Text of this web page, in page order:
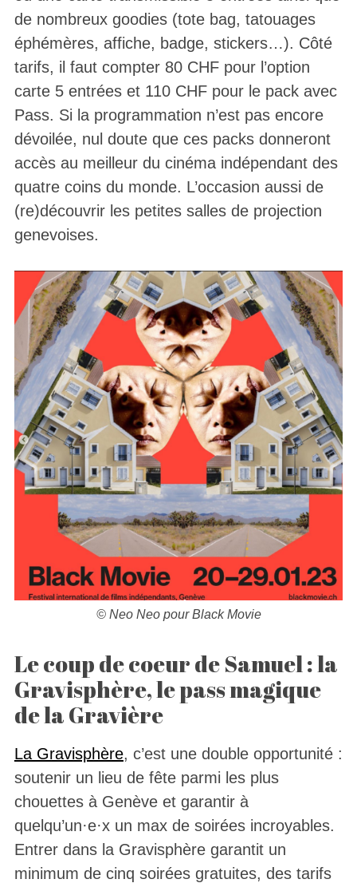
de nombreux goodies (tote bag, tatouages
éphémères, affiche, badge, stickers…). Côté
tarifs, il faut compter 80 CHF pour l’option
carte 5 entrées et 110 CHF pour le pack avec
Pass. Si la programmation n’est pas encore
dévoilée, nul doute que ces packs donneront
accès au meilleur du cinéma indépendant des
quatre coins du monde. L’occasion aussi de
(re)découvrir les petites salles de projection
genevoises.
© Neo Neo pour Black Movie
Le coup de coeur de Samuel : la
Gravisphère, le pass magique
de la Gravière
La Gravisphère, c’est une double opportunité :
soutenir un lieu de fête parmi les plus
chouettes à Genève et garantir à
quelqu’un·e·x un max de soirées incroyables.
Entrer dans la Gravisphère garantit un
minimum de cinq soirées gratuites, des tarifs